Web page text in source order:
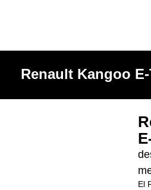
Renault Kangoo
El